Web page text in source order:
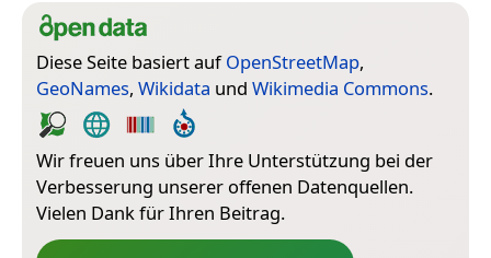
Diese Seite basiert aufOpenStreetMap,
GeoNames, Wikidata und Wikimedia Commons.
Wir freuen uns über Ihre Unterstützung bei der
Verbesserung unserer offenen Datenquellen.
Vielen Dank für Ihren Beitrag.